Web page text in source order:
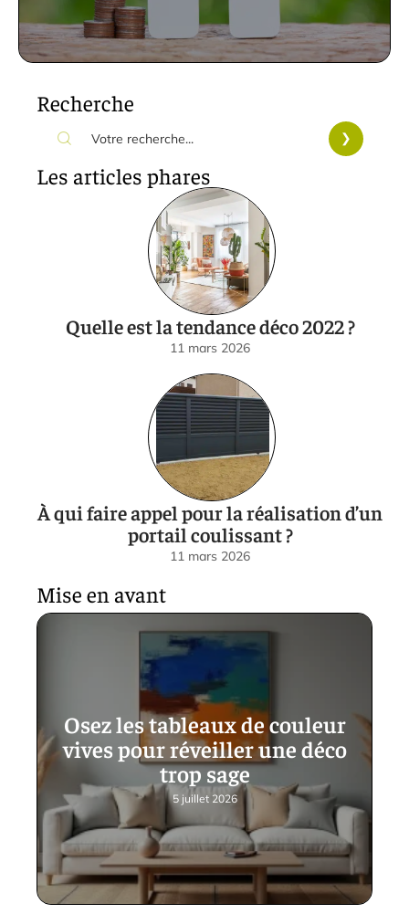
Recherche
Les articles phares
Quelle est la tendance déco 2022 ?
11 mars 2026
À qui faire appel pour la réalisation d’un
portail coulissant ?
11 mars 2026
Mise en avant
Osez les tableaux de couleur
vives pour réveiller une déco
trop sage
5 juillet 2026